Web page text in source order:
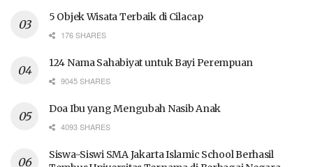
5 Objek Wisata Terbaik di Cilacap
176 SHARES
124 Nama Sahabiyat untuk Bayi Perempuan
9045 SHARES
Doa Ibu yang Mengubah Nasib Anak
4093 SHARES
Siswa-Siswi SMA Jakarta Islamic School Berhasil